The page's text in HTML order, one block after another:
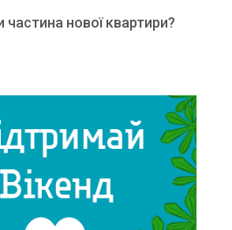
частина нової квартири?